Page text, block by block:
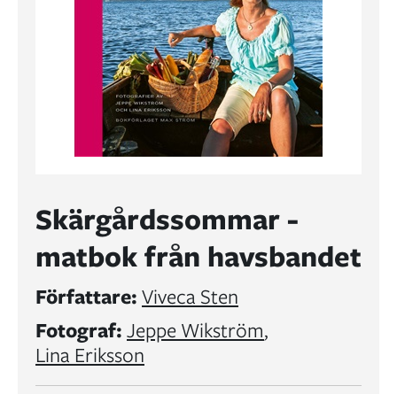
Skärgårdssommar -
matbok från havsbandet
Författare:Viveca Sten
Fotograf:Jeppe Wikström,
Lina Eriksson